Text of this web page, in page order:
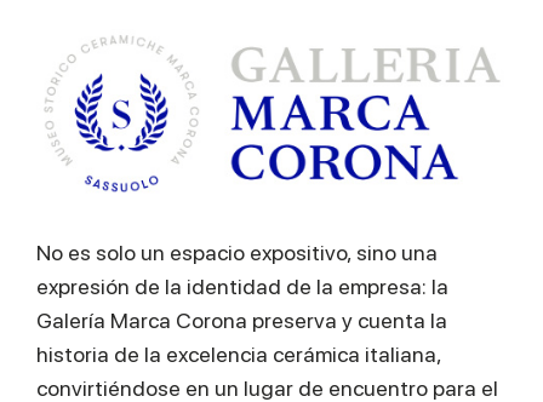
No es solo un espacio expositivo, sino una
expresión de la identidad de la empresa: la
Galería Marca Corona preserva y cuenta la
historia de la excelencia cerámica italiana,
convirtiéndose en un lugar de encuentro para el